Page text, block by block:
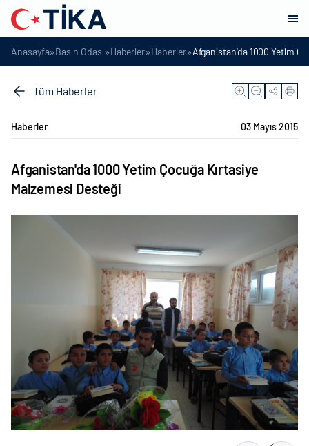
Anasayfa»Basın Odası»Haberler»Haberler»Afganistan'da 1000 Yetim
Tüm Haberler
Haberler 03 Mayıs 2015
Afganistan'da 1000 Yetim Çocuğa Kırtasiye
Malzemesi Desteği